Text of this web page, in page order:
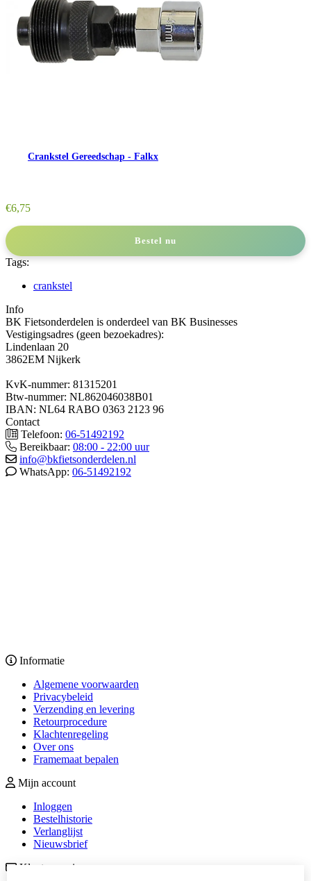
Crankstel Gereedschap - Falkx
€6,75
Bestel nu
Tags:
crankstel
Info
BK Fietsonderdelen is onderdeel van BK Businesses
Vestigingsadres (geen bezoekadres):
Lindenlaan 20
3862EM Nijkerk
KvK-nummer: 81315201
Btw-nummer: NL862046038B01
IBAN: NL64 RABO 0363 2123 96
Contact
Telefoon: 06-51492192
Bereikbaar: 08:00 - 22:00 uur
info@bkfietsonderdelen.nl
WhatsApp: 06-51492192
Informatie
Algemene voorwaarden
Privacybeleid
Verzending en levering
Retourprocedure
Klachtenregeling
Over ons
Framemaat bepalen
Mijn account
Inloggen
Bestelhistorie
Verlanglijst
Nieuwsbrief
Klantenservice